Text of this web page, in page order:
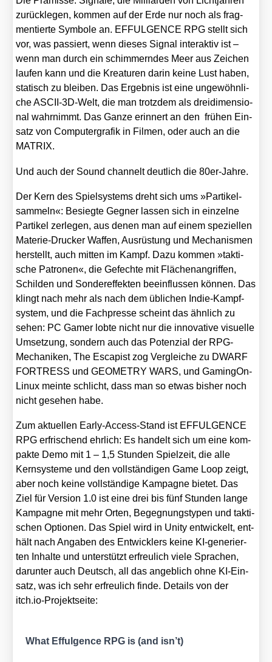
zurück­le­gen, kom­men auf der Erde nur noch als frag­
men­tier­te Sym­bo­le an. EFFULGENCE RPG stellt sich
vor, was pas­siert, wenn die­ses Signal inter­ak­tiv ist –
wenn man durch ein schim­mern­des Meer aus Zei­chen
lau­fen kann und die Krea­tu­ren dar­in kei­ne Lust haben,
sta­tisch zu blei­ben. Das Ergeb­nis ist eine unge­wöhn­li­
che ASCII-3D-Welt, die man trotz­dem als drei­di­men­sio­
nal wahr­nimmt. Das Gan­ze erin­nert an den frü­hen Ein­
satz von Com­pu­ter­gra­fik in Fil­men, oder auch an die
MATRIX.
Und auch der Sound chan­nelt deut­lich die 80er-Jah­re.
Der Kern des Spiel­sys­tems dreht sich ums »Par­ti­kel­
sam­meln«: Besieg­te Geg­ner las­sen sich in ein­zel­ne
Par­ti­kel zer­le­gen, aus denen man auf einem spe­zi­el­len
Mate­rie-Dru­cker Waf­fen, Aus­rüs­tung und Mecha­nis­men
her­stellt, auch mit­ten im Kampf. Dazu kom­men »tak­ti­
sche Patro­nen«, die Gefech­te mit Flä­chen­an­grif­fen,
Schil­den und Son­der­ef­fek­ten beein­flus­sen kön­nen. Das
klingt nach mehr als nach dem übli­chen Indie-Kampf­
sys­tem, und die Fach­pres­se scheint das ähn­lich zu
sehen: PC Gamer lob­te nicht nur die inno­va­ti­ve visu­el­le
Umset­zung, son­dern auch das Poten­zi­al der RPG-
Mecha­ni­ken, The Esca­pist zog Ver­glei­che zu DWARF
FORTRESS und GEOMETRY WARS, und Gam­in­gOn­
Linux mein­te schlicht, dass man so etwas bis­her noch
nicht gese­hen habe.
Zum aktu­el­len Ear­ly-Access-Stand ist EFFULGENCE
RPG erfri­schend ehr­lich: Es han­delt sich um eine kom­
pak­te Demo mit 1 – 1,5 Stun­den Spiel­zeit, die alle
Kern­sys­te­me und den voll­stän­di­gen Game Loop zeigt,
aber noch kei­ne voll­stän­di­ge Kam­pa­gne bie­tet. Das
Ziel für Ver­si­on 1.0 ist eine drei bis fünf Stun­den lan­ge
Kam­pa­gne mit mehr Orten, Begeg­nungs­ty­pen und tak­ti­
schen Optio­nen. Das Spiel wird in Unity ent­wi­ckelt, ent­
hält nach Anga­ben des Ent­wick­lers kei­ne KI-gene­rier­
ten Inhal­te und unter­stützt erfreu­lich vie­le Spra­chen,
dar­un­ter auch Deutsch, all das angeb­lich ohne KI-Ein­
satz, was ich sehr erfreu­lich fin­de. Details von der
itch.io-Projektseite:
What Effulgence RPG is (and isn’t)